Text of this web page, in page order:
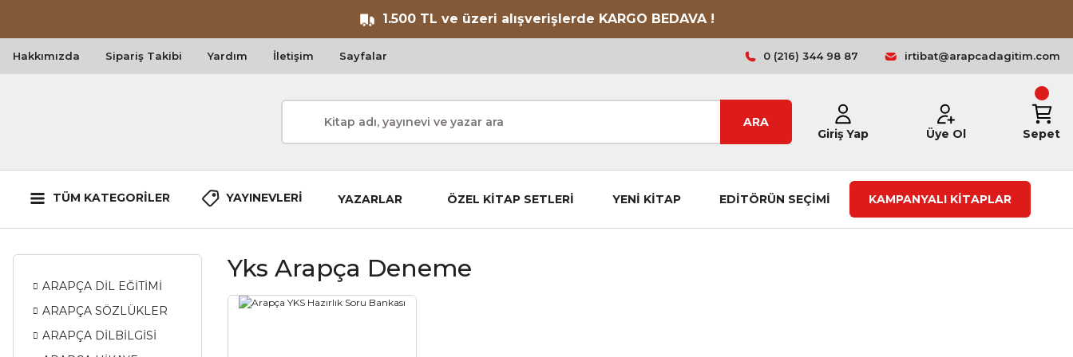
1.500 TL ve üzeri alışverişlerde KARGO BEDAVA !
Hakkımızda Sipariş Takibi Yardım İletişim Sayfalar 0 (216) 344 98 87 irtibat@arapcadagitim.com
ARA
Giriş Yap
Üye Ol Sepet
TÜM KATEGORİLER YAYINEVLERİ YAZARLAR ÖZEL KİTAP SETLERİ YENİ KİTAP EDİTÖRÜN SEÇİMİ KAMPANYALI KİTAPLAR
ARAPÇA DİL EĞİTİMİ
ARAPÇA SÖZLÜKLER
ARAPÇA DİLBİLGİSİ
Yks Arapça Deneme